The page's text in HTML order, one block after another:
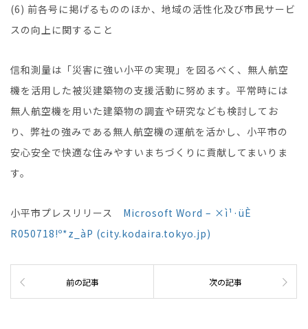
(6) 前各号に掲げるもののほか、地域の活性化及び市民サービ
スの向上に関すること
信和測量は「災害に強い小平の実現」を図るべく、無人航空
機を活用した被災建築物の支援活動に努めます。平常時には
無人航空機を用いた建築物の調査や研究なども検討してお
り、弊社の強みである無人航空機の運航を活かし、小平市の
安心安全で快適な住みやすいまちづくりに貢献してまいりま
す。
小平市プレスリリース Microsoft Word – ×ì¹·üÈ
R050718!º*z_àP (city.kodaira.tokyo.jp)
前の記事 次の記事